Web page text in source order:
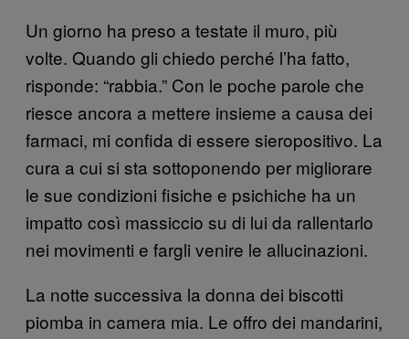
Un giorno ha preso a testate il muro, più
volte. Quando gli chiedo perché l’ha fatto,
risponde: “rabbia.” Con le poche parole che
riesce ancora a mettere insieme a causa dei
farmaci, mi confida di essere sieropositivo. La
cura a cui si sta sottoponendo per migliorare
le sue condizioni fisiche e psichiche ha un
impatto così massiccio su di lui da rallentarlo
nei movimenti e fargli venire le allucinazioni.
La notte successiva la donna dei biscotti
piomba in camera mia. Le offro dei mandarini,